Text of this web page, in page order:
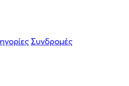
Συνδρομές